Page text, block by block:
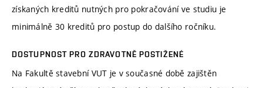
získaných kreditů nutných pro pokračování ve studiu je
minimálně 30 kreditů pro postup do dalšího ročníku.
DOSTUPNOST PRO ZDRAVOTNĚ POSTIŽENÉ
Na Fakultě stavební VUT je v současné době zajištěn